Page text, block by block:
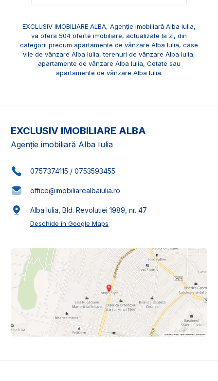
EXCLUSIV IMOBILIARE ALBA, Agenție imobiliară Alba Iulia,
va ofera 504 oferte imobiliare, actualizate la zi, din
categorii precum apartamente de vânzare Alba Iulia, case
vile de vânzare Alba Iulia,terenuri de vânzare Alba Iulia,
apartamente de vânzare Alba Iulia, Cetate sau
apartamente de vânzare Alba Iulia.
EXCLUSIV IMOBILIARE ALBA
Agenție imobiliară Alba Iulia
0757374115 / 0753593455
office@imobiliarealbaiulia.ro
Alba Iulia, Bld. Revolutiei 1989, nr. 47
Deschide în Google Maps